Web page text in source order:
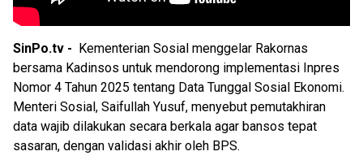
SinPo.tv -
Kementerian Sosial menggelar Rakornas
bersama Kadinsos untuk mendorong implementasi Inpres
Nomor 4 Tahun 2025 tentang Data Tunggal Sosial Ekonomi.
Menteri Sosial, Saifullah Yusuf, menyebut pemutakhiran
data wajib dilakukan secara berkala agar bansos tepat
sasaran, dengan validasi akhir oleh BPS.